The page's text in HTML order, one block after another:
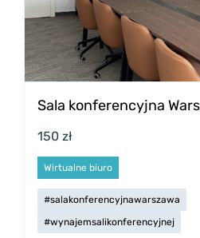
Sala konferencyjna
150 zł
Wirtualne biuro
#salakonferencyjnawarszawa
#wynajemsalikonferencyjnej